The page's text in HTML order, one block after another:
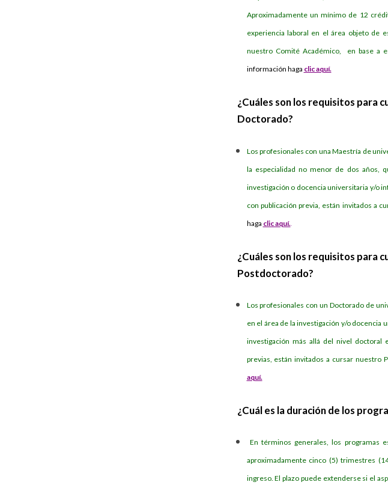
Aproximadamente un mínimo de 12
experiencia laboral en el área objeto de
nuestro Comité Académico, en base a
información haga clic aquí.
¿Cuáles son los requisitos para
Doctorado?
Los profesionales con una Maestría de
la especialidad no menor de dos años,
investigación o docencia universitaria y/o
con publicación previa, están invitados a
haga clic aquí.
¿Cuáles son los requisitos para
Postdoctorado?
Los profesionales con un Doctorado de
en el área de la investigación y/o docencia
investigación más allá del nivel doctoral
previas, están invitados a cursar nuestro
aquí.
¿Cuál es la duración de los
En términos generales, los programas
aproximadamente cinco (5) trimestres
ingreso. El plazo puede extenderse si el